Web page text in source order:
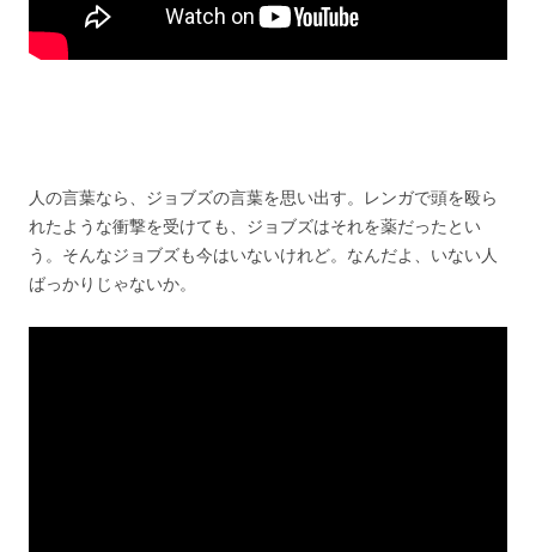
人の言葉なら、ジョブズの言葉を思い出す。レンガで頭を殴ら
れたような衝撃を受けても、ジョブズはそれを薬だったとい
う。そんなジョブズも今はいないけれど。なんだよ、いない人
ばっかりじゃないか。